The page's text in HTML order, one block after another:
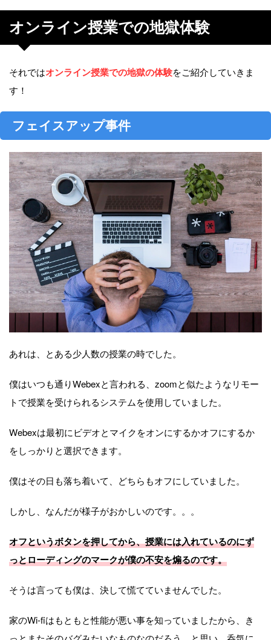
オンライン授業での地獄体験
それではオンライン授業での地獄の体験をご紹介していきま
す！
フェイスアップ事件
あれは、とある少人数の授業の時でした。
僕はいつも通りWebexと言われる、zoomと似たようなリモー
トで授業を受けられるシステムを使用していました。
Webexは最初にビデオとマイクをオンにするかオフにするか
をしっかりと選択できます。
僕はその日も落ち着いて、どちらもオフにしていました。
しかし、なんだが様子がおかしいのです。。。
オフというボタンを押してから、授業には入れているのにず
っとローディングのマークが僕の不安を煽るのです。
そうは言っても僕は、決して慌てていませんでした。
家のWi-fiはもともと性能が悪い事を知っていましたから、き